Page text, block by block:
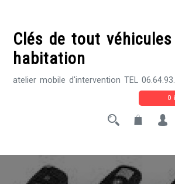
contentClés de tout
habitation
atelier mobile d'intervention TEL
0